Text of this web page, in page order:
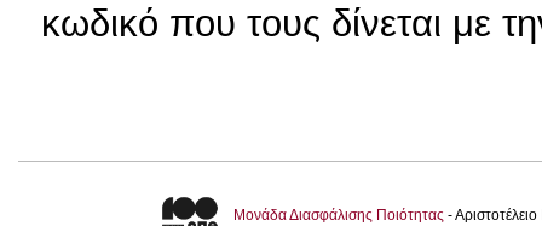
κωδικό που τους δίνεται με
Μονάδα Διασφάλισης Ποιότητας -